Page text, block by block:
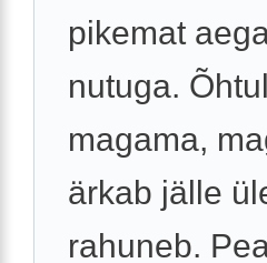
pikemat
nutuga.
magama,
ärkab jälle
rahuneb.